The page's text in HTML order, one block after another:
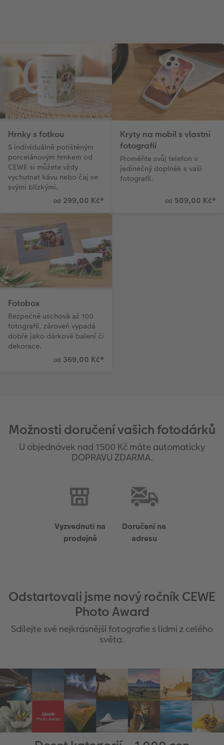
Hrnky s fotkou
S individuálně potištěným
porcelánovým hrnkem od
CEWE si můžete vždy
vychutnat kávu nebo čaj se
svými blízkými.
od 299,00 Kč*
Kryty na mobil s vlastní
fotografií
Proměňte svůj telefon v
jedinečný doplněk s vaší
fotografií.
od 509,00 Kč*
Fotobox
Bezpečně uschová až 100
fotografií, zároveň vypadá
dobře jako dárkové balení či
dekorace.
od 369,00 Kč*
Možnosti doručení vašich fotodárků
U objednávek nad 1500 Kč máte automaticky
DOPRAVU ZDARMA.
Vyzvednutí na
prodejně
Doručení na
adresu
Odstartovali jsme nový ročník CEWE
Photo Award
Sdílejte své nejkrásnější fotografie s lidmi z celého
světa.